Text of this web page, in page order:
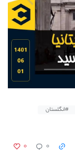
#انگلستان
۰ ۰